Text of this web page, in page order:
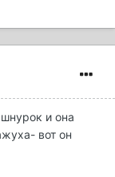
и она
вот он